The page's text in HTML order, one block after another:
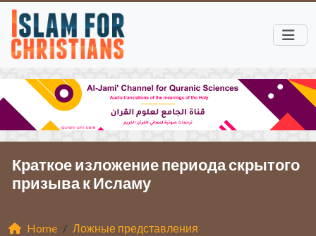
Краткое изложение периода скрытого
призыва к Исламу
Home
Ложные представления